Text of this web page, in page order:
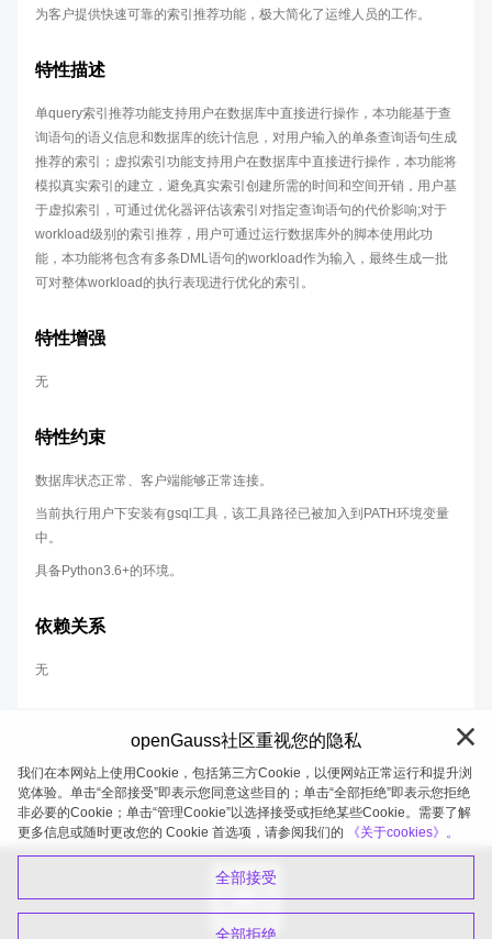
为客户提供快速可靠的索引推荐功能，极大简化了运维人员的工作。
特性描述
单query索引推荐功能支持用户在数据库中直接进行操作，本功能基于查
询语句的语义信息和数据库的统计信息，对用户输入的单条查询语句生成
推荐的索引；虚拟索引功能支持用户在数据库中直接进行操作，本功能将
模拟真实索引的建立，避免真实索引创建所需的时间和空间开销，用户基
于虚拟索引，可通过优化器评估该索引对指定查询语句的代价影响;对于
workload级别的索引推荐，用户可通过运行数据库外的脚本使用此功
能，本功能将包含有多条DML语句的workload作为输入，最终生成一批
可对整体workload的执行表现进行优化的索引。
特性增强
无
特性约束
数据库状态正常、客户端能够正常连接。
当前执行用户下安装有gsql工具，该工具路径已被加入到PATH环境变量
中。
具备Python3.6+的环境。
依赖关系
无
openGauss 2026-08-06 20:27:41
openGauss社区重视您的隐私
我们在本网站上使用Cookie，包括第三方Cookie，以便网站正常运行和提升浏
览体验。单击“全部接受”即表示您同意这些目的；单击“全部拒绝”即表示您拒绝
非必要的Cookie；单击“管理Cookie”以选择接受或拒绝某些Cookie。需要了解
更多信息或随时更改您的 Cookie 首选项，请参阅我们的
《关于cookies》。
全部接受
全部拒绝